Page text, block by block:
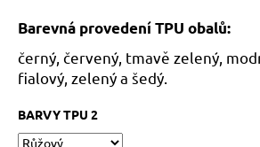
hvězdiček.
Barevná provedení TPU obalů:
černý, červený, tmavě zelený,
fialový, zelený a šedý.
BARVY TPU 2
HLEDAT
D